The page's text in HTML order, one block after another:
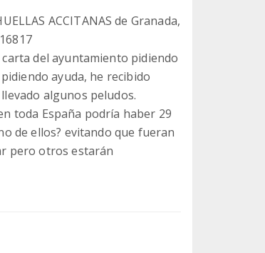
ACCITANAS de Granada,
del ayuntamiento pidiendo
ayuda, he recibido
algunos peludos.
toda España podría haber 29
de ellos? evitando que fueran
pero otros estarán